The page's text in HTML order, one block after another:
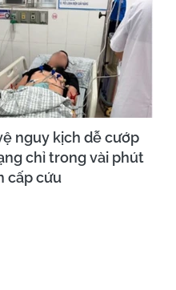
nguy kịch dễ cướp
chỉ trong vài phút
cấp cứu